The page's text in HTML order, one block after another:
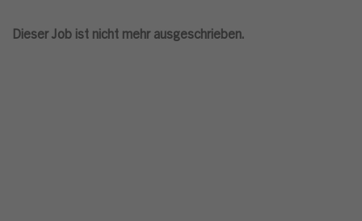
Dieser Job ist nicht mehr ausgeschrieben.